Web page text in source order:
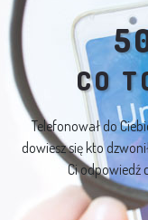
CO
Telefonował do
dowiesz się kto
Ci odpowiedź